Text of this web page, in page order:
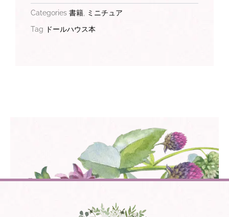
籍）Categories 書籍
ミニチュア
Tag
ドールハウス本